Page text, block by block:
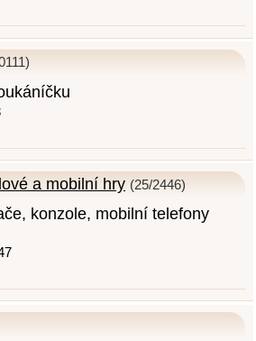
a mobilní hry (25/2446)
konzole, mobilní telefony